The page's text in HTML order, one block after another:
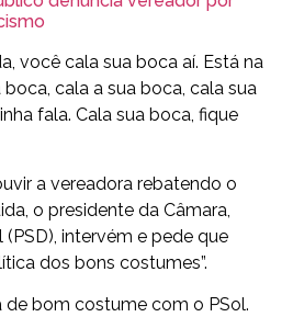
você cala sua boca aí. Está na
cala a sua boca, cala sua
fala. Cala sua boca, fique
a vereadora rebatendo o
o presidente da Câmara,
intervém e pede que
dos bons costumes”.
de bom costume com o PSol.